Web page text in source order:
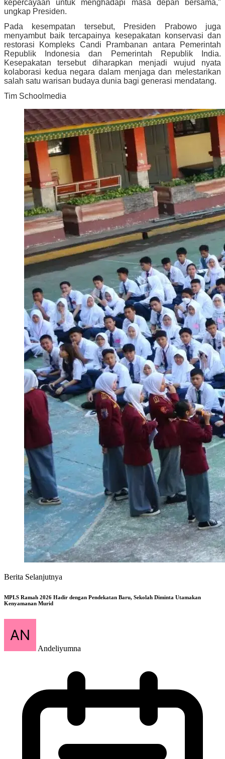
kepercayaan untuk menghadapi masa depan bersama,"
ungkap Presiden.
Pada kesempatan tersebut, Presiden Prabowo juga
menyambut baik tercapainya kesepakatan konservasi dan
restorasi Kompleks Candi Prambanan antara Pemerintah
Republik Indonesia dan Pemerintah Republik India.
Kesepakatan tersebut diharapkan menjadi wujud nyata
kolaborasi kedua negara dalam menjaga dan melestarikan
salah satu warisan budaya dunia bagi generasi mendatang.
Tim Schoolmedia
Berita Selanjutnya
MPLS Ramah 2026 Hadir dengan Pendekatan Baru, Sekolah Diminta Utamakan
Kenyamanan Murid
Andeliyumna